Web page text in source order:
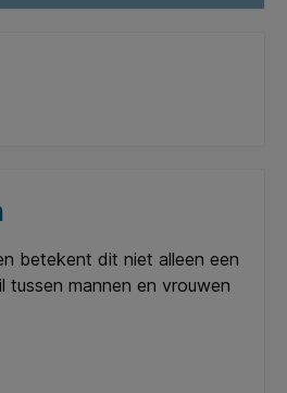
betekent dit niet alleen een
mannen en vrouwen